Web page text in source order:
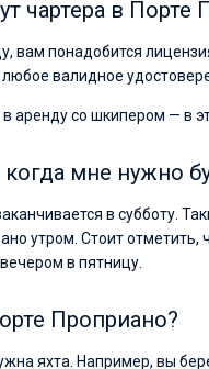
чартера в Порте
вам понадобится
любое валидное
аренду со шкипером — в
когда мне нужно
в субботу.
утром. Стоит отметить,
в пятницу.
Проприано?
яхта. Например, вы